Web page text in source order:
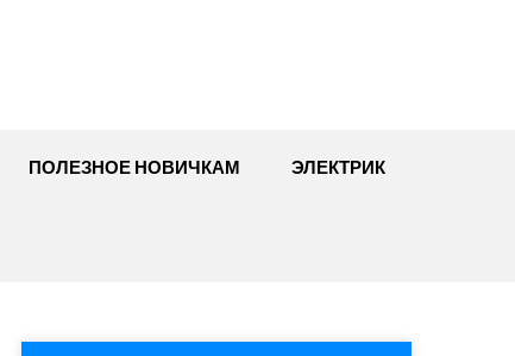
ПОЛЕЗНОЕ НОВИЧКАМ ЭЛЕКТРИК